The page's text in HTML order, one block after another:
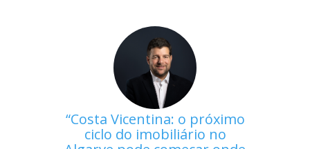
Costa Vicentina: o próximo
ciclo do imobiliário no